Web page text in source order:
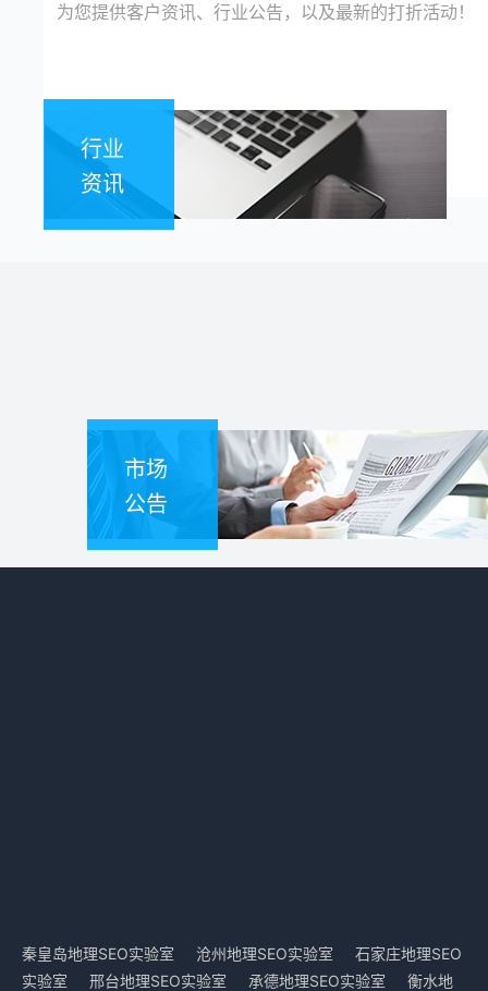
为您提供客户资讯、行业公告，以及最新的打折活动！
行业
资讯
市场
公告
秦皇岛地理SEO实验室 沧州地理SEO实验室
石家庄地理SEO
实验室
邢台地理SEO实验室 承德地理SEO实验室
衡水地